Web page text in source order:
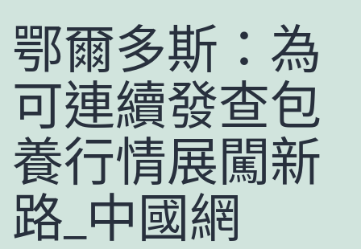
鄂爾多斯：為
可連續發查包
養行情展闖新
路_中國網